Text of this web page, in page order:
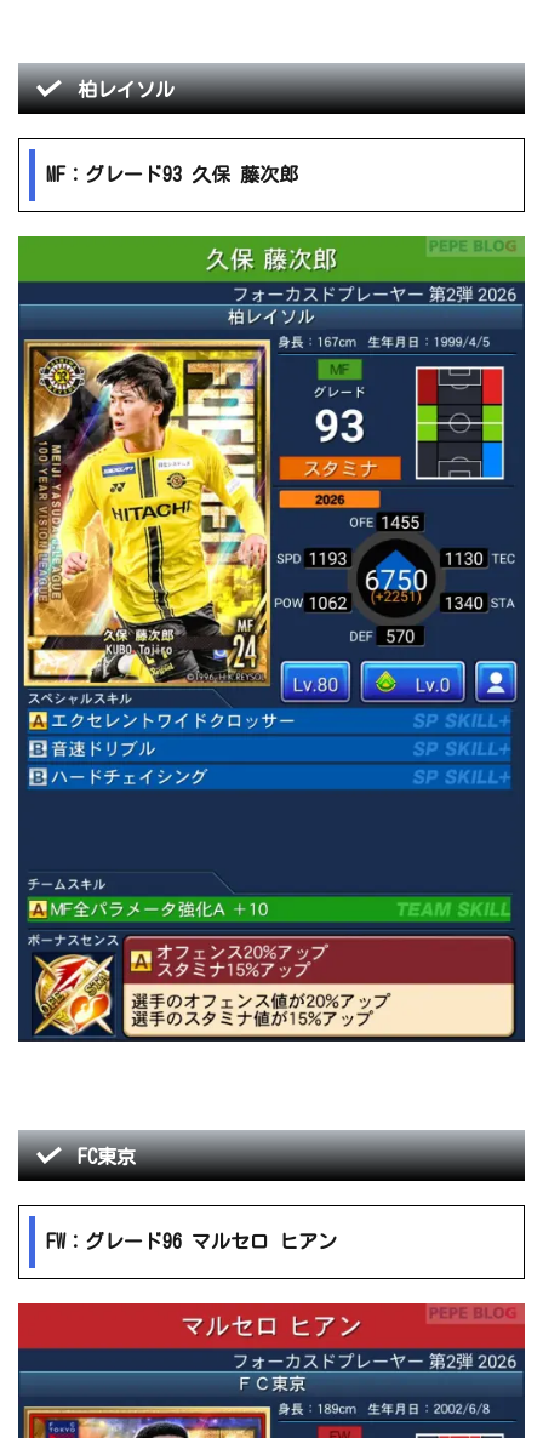
柏レイソル
MF：グレード93 久保 藤次郎
FC東京
FW：グレード96 マルセロ ヒアン